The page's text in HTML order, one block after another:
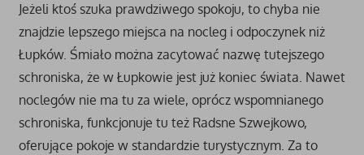
Jeżeli ktoś szuka prawdziwego spokoju, to chyba nie
znajdzie lepszego miejsca na nocleg i odpoczynek niż
Łupków. Śmiało można zacytować nazwę tutejszego
schroniska, że w Łupkowie jest już koniec świata. Nawet
noclegów nie ma tu za wiele, oprócz wspomnianego
schroniska, funkcjonuje tu też Radsne Szwejkowo,
oferujące pokoje w standardzie turystycznym. Za to